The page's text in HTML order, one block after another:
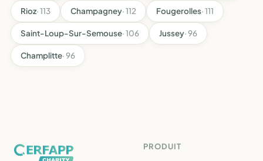
Rioz· 113 Champagney· 112 Fougerolles· 111
Saint-Loup-Sur-Semouse· 106 Jussey· 96
Champlitte· 96
PRODUIT